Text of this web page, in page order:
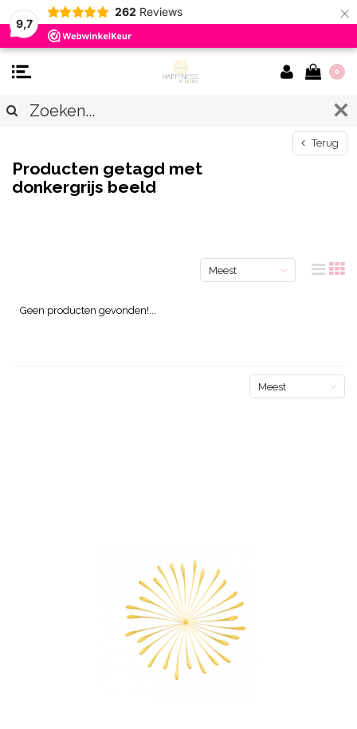
9,7
262 Reviews ×
0
Terug
Producten getagd met
donkergrijs beeld
Meest
Geen producten gevonden!...
Meest